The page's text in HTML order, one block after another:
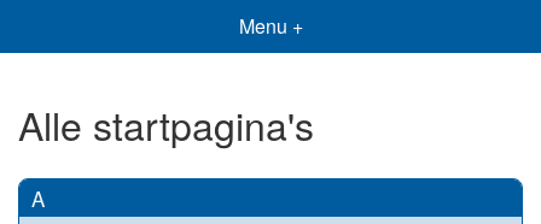
Menu +
Alle startpagina's
A